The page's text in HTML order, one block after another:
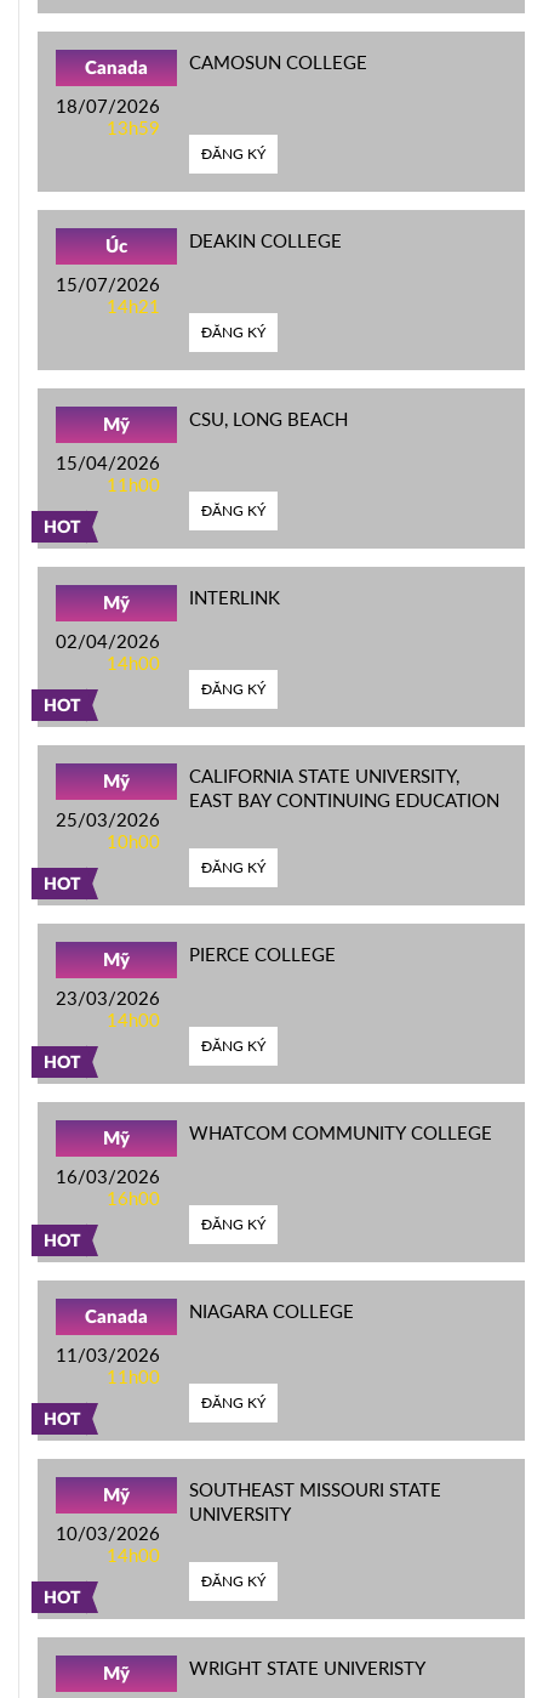
Canada
18/07/2026
13h59
CAMOSUN COLLEGE
ĐĂNG KÝ
Úc
15/07/2026
14h21
DEAKIN COLLEGE
ĐĂNG KÝ
HOT
Mỹ
15/04/2026
11h00
CSU, LONG BEACH
ĐĂNG KÝ
HOT
Mỹ
02/04/2026
14h00
INTERLINK
ĐĂNG KÝ
HOT
Mỹ
25/03/2026
10h00
CALIFORNIA STATE UNIVERSITY,
EAST BAY CONTINUING EDUCATION
ĐĂNG KÝ
HOT
Mỹ
23/03/2026
14h00
PIERCE COLLEGE
ĐĂNG KÝ
HOT
Mỹ
16/03/2026
16h00
WHATCOM COMMUNITY COLLEGE
ĐĂNG KÝ
HOT
Canada
11/03/2026
11h00
NIAGARA COLLEGE
ĐĂNG KÝ
HOT
Mỹ
10/03/2026
14h00
SOUTHEAST MISSOURI STATE
UNIVERSITY
ĐĂNG KÝ
Mỹ WRIGHT STATE UNIVERISTY